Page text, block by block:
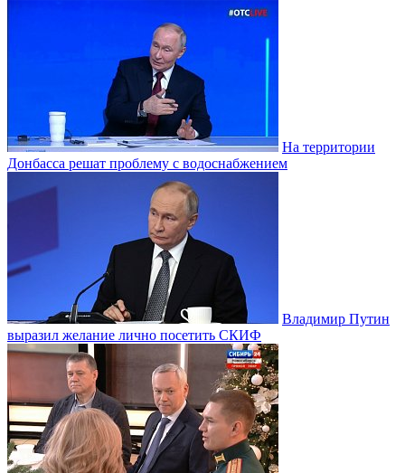
На территории
Донбасса решат проблему с водоснабжением
Владимир Путин
выразил желание лично посетить СКИФ